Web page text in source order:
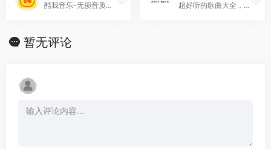
酷我音乐-无损音质正版在线试听网站，酷我音乐为您提供高品质音乐，无损音乐下载，拥有各类音乐榜单，快捷的新歌速递，完善的主题电台，个性化的歌曲推荐，高品质音乐在线 超好听的歌曲大全，在音乐巴士。最具人气的流行音乐，最好听的MP3歌曲试听免费下载
暂无评论